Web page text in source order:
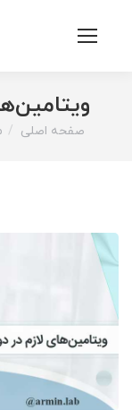
You are here:
صفحه اصلی